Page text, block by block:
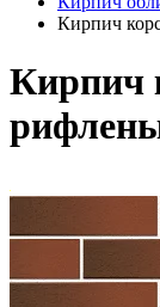
Кирпич
Кирпич